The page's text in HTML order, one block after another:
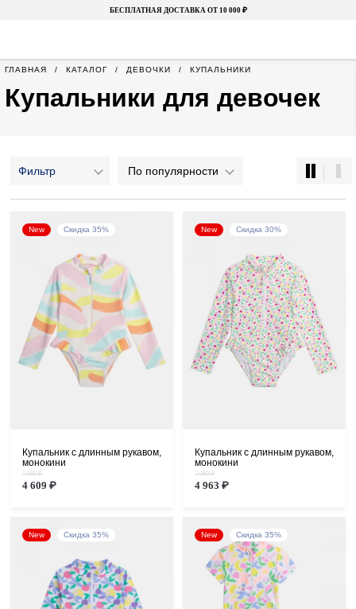
БЕСПЛАТНАЯ ДОСТАВКА ОТ 10 000 ₽
ГЛАВНАЯ КАТАЛОГ ДЕВОЧКИ КУПАЛЬНИКИ
Купальники для девочек
Фильтр По популярности
New Скидка 35%
Купальник с длинным рукавом,
монокини
7 090 ₽
4 609 ₽
New Скидка 30%
Купальник с длинным рукавом,
монокини
7 090 ₽
4 963 ₽
New Скидка 35% New Скидка 35%